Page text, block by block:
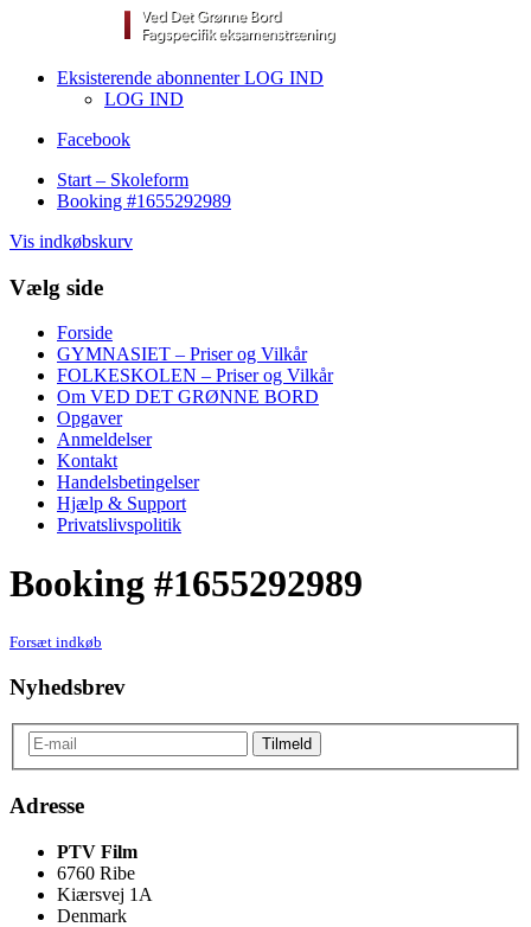
Eksisterende abonnenter LOG IND
LOG IND
Facebook
Start – Skoleform
Booking #1655292989
Vis indkøbskurv
Vælg side
Forside
GYMNASIET – Priser og Vilkår
FOLKESKOLEN – Priser og Vilkår
Om VED DET GRØNNE BORD
Opgaver
Anmeldelser
Kontakt
Handelsbetingelser
Hjælp & Support
Privatslivspolitik
Booking #1655292989
Forsæt indkøb
Nyhedsbrev
Adresse
PTV Film
6760 Ribe
Kiærsvej 1A
Denmark